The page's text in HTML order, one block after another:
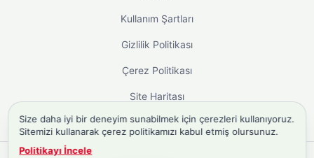
Kullanım Şartları
Gizlilik Politikası
Çerez Politikası
Site Haritası
Size daha iyi bir deneyim sunabilmek için çerezleri kullanıyoruz.
Sitemizi kullanarak çerez politikamızı kabul etmiş olursunuz.
Politikayı İncele